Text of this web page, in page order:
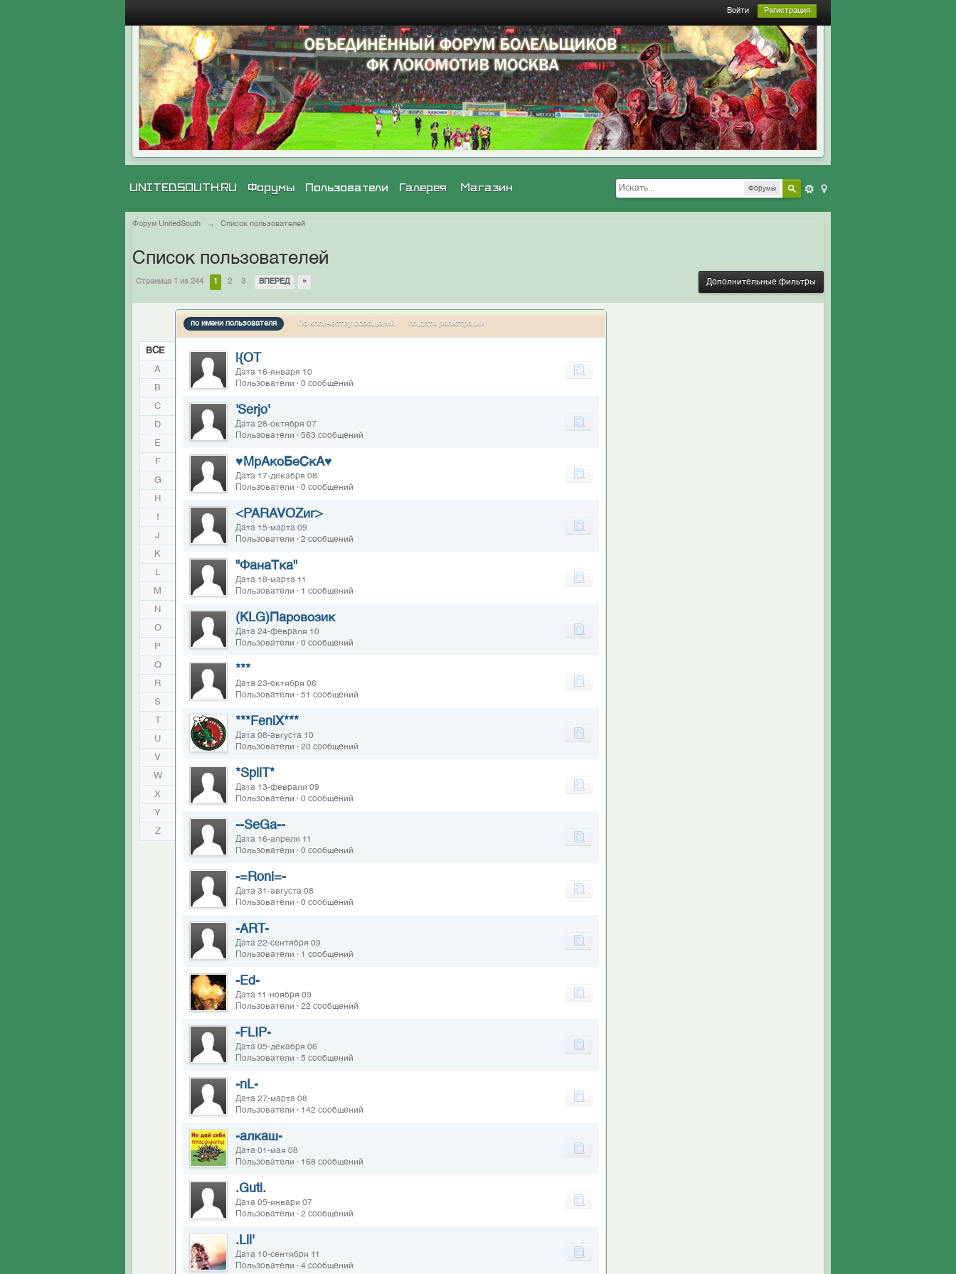
Войти Регистрация
Форумы
UNITEDSOUTH.RU Галерея Магазин
Форумы Пользователи
Форум UnitedSouth → Список пользователей
Список пользователей
Страница 1 из 244 1 2 3 ВПЕРЕД » Дополнительные фильтры
ВСЕ
A
B
C
D
E
F
G
H
J
K
L
M
N
O
P
Q
R
S
T
U
V
W
X
Y
Z
по имени пользователя По количеству сообщений по дате регистрации
|{OT
Дата 16-января 10
Пользователи · 0 сообщений
'Serjo'
Дата 28-октября 07
Пользователи · 563 сообщений
♥МрАкоБеСкА♥
Дата 17-декабря 08
Пользователи · 0 сообщений
<PARAVOZиг>
Дата 15-марта 09
Пользователи · 2 сообщений
"ФанаТка"
Дата 18-марта 11
Пользователи · 1 сообщений
(KLG)Паровозик
Дата 24-февраля 10
Пользователи · 0 сообщений
***
Дата 23-октября 06
Пользователи · 51 сообщений
***FeniX***
Дата 08-августа 10
Пользователи · 20 сообщений
*SpliT*
Дата 13-февраля 09
Пользователи · 0 сообщений
--SeGa--
Дата 16-апреля 11
Пользователи · 0 сообщений
-=Roni=-
Дата 31-августа 08
Пользователи · 0 сообщений
-ART-
Дата 22-сентября 09
Пользователи · 1 сообщений
-Ed-
Дата 11-ноября 09
Пользователи · 22 сообщений
-FLIP-
Дата 05-декабря 06
Пользователи · 5 сообщений
-nL-
Дата 27-марта 08
Пользователи · 142 сообщений
-алкаш-
Дата 01-мая 08
Пользователи · 168 сообщений
.Guti.
Дата 05-января 07
Пользователи · 2 сообщений
.Lil'
Дата 10-сентября 11
Пользователи · 4 сообщений